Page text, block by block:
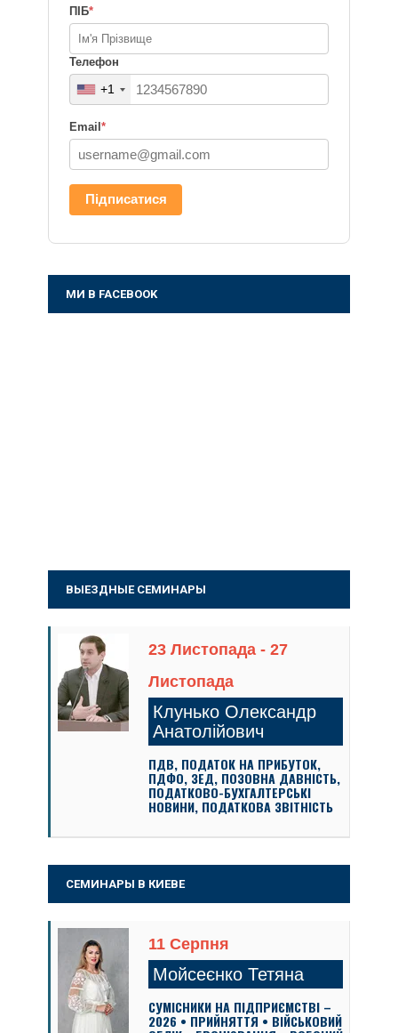
ПІБ*
Телефон
+1
Email *
Підписатися
МИ В FACEBOOK
ВЫЕЗДНЫЕ СЕМИНАРЫ
23 Листопада - 27
Листопада
Клунько Олександр
Анатолійович
ПДВ, ПОДАТОК НА ПРИБУТОК,
ПДФО, ЗЕД, ПОЗОВНА ДАВНІСТЬ,
ПОДАТКОВО-БУХГАЛТЕРСЬКІ
НОВИНИ, ПОДАТКОВА ЗВІТНІСТЬ
СЕМИНАРЫ В КИЕВЕ
11 Серпня
Мойсеєнко Тетяна
СУМІСНИКИ НА ПІДПРИЄМСТВІ –
2026 • ПРИЙНЯТТЯ • ВІЙСЬКОВИЙ